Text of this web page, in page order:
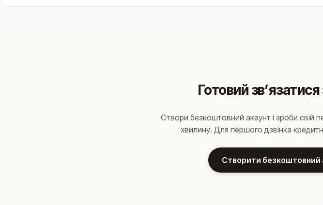
Готовий
Створи безкоштовний акаунт і зроби свій
хвилину. Для першого дзвінка
Створити безкоштовний